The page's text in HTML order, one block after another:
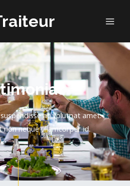
ac volutpat amet.
neque ullamcorper id.